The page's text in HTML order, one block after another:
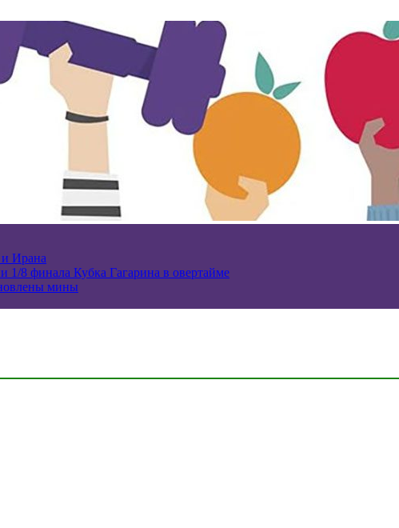
Ирана
8 финала Кубка Гагарина в овертайме
мины